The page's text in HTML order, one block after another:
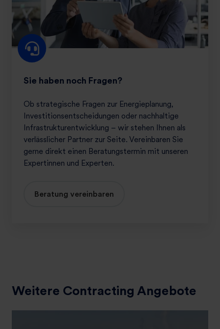
n
n
Sie haben noch Fragen?
Ob strategische Fragen zur Energieplanung,
Investitionsentscheidungen oder nachhaltige
Infrastrukturentwicklung – wir stehen Ihnen als
verlässlicher Partner zur Seite. Vereinbaren Sie
gerne direkt einen Beratungstermin mit unseren
Expertinnen und Experten.
Beratung vereinbaren
Weitere Contracting Angebote